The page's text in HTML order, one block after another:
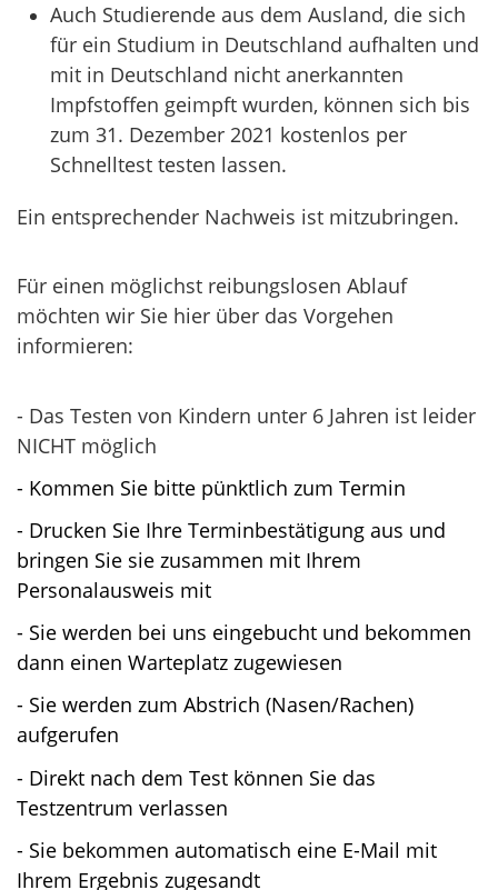
Auch Studierende aus dem Ausland, die sich
für ein Studium in Deutschland aufhalten und
mit in Deutschland nicht anerkannten
Impfstoffen geimpft wurden, können sich bis
zum 31. Dezember 2021 kostenlos per
Schnelltest testen lassen.
Ein entsprechender Nachweis ist mitzubringen.
Für einen möglichst reibungslosen Ablauf
möchten wir Sie hier über das Vorgehen
informieren:
- Das Testen von Kindern unter 6 Jahren ist leider
NICHT möglich
- Kommen Sie bitte pünktlich zum Termin
- Drucken Sie Ihre Terminbestätigung aus und
bringen Sie sie zusammen mit Ihrem
Personalausweis mit
- Sie werden bei uns eingebucht und bekommen
dann einen Warteplatz zugewiesen
- Sie werden zum Abstrich (Nasen/Rachen)
aufgerufen
- Direkt nach dem Test können Sie das
Testzentrum verlassen
- Sie bekommen automatisch eine E-Mail mit
Ihrem Ergebnis zugesandt